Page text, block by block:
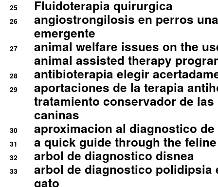
25 Fluidoterapia quirurgica
26
angiostrongilosis en perros
emergente
27
animal welfare issues on the
animal assisted therapy
28 antibioterapia elegir
29
aportaciones de la terapia
tratamiento conservador de
caninas
30 aproximacion al diagnostico
31 a quick guide through the
32 arbol de diagnostico disnea
33
arbol de diagnostico polidipsia
gato